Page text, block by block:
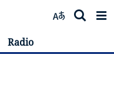
Radio